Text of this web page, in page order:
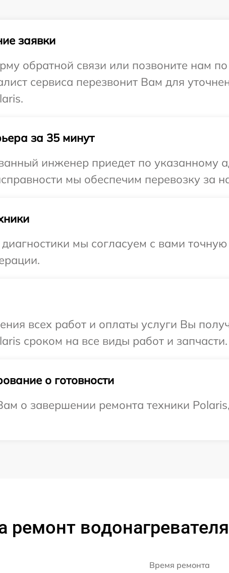
заявки
обратной связи или позвоните нам
сервиса перезвонит Вам для
за 35 минут
инженер приедет по указанному
мы обеспечим перевозку за
мы согласуем с вами
всех работ и оплаты услуги Вы
сроком на все виды работ и запчасти.
о готовности
о завершении ремонта техники
ремонт
Время ремонта